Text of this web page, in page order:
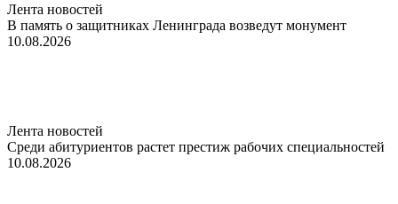
Лента новостей
В память о защитниках Ленинграда возведут монумент
10.08.2026
Лента новостей
Среди абитуриентов растет престиж рабочих специальностей
10.08.2026